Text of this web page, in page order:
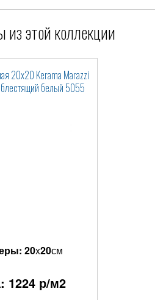
из этой коллекции
20x20 Kerama Marazzi
белый 5055
20x20см
1224 р/м2